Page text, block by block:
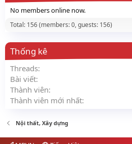
No members online now.
Total: 156 (members: 0, guests: 156)
Thống kê
Threads
Bài viết
Thành viên
Thành viên mới nhất
Nội thất, Xây dựng